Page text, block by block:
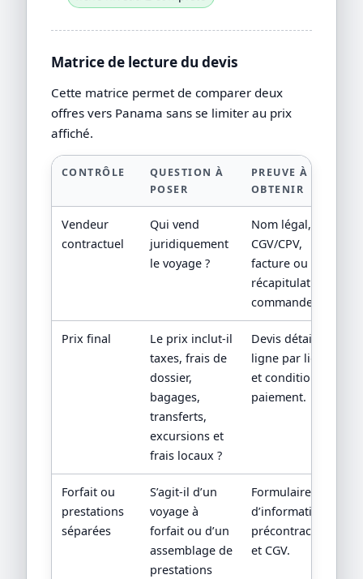
Matrice de lecture du devis
Cette matrice permet de comparer deux
offres vers Panama sans se limiter au prix
affiché.
CONTRÔLE
QUESTION À
POSER
PREUVE À
OBTENIR
Vendeur
contractuel
Qui vend
juridiquement
le voyage ?
Nom légal,
CGV/CPV,
facture ou
récapitulatif de
commande.
Prix final
Le prix inclut-il
taxes, frais de
dossier,
bagages,
transferts,
excursions et
frais locaux ?
Devis détaillé
ligne par ligne
et conditions de
paiement.
Forfait ou
prestations
séparées
S’agit-il d’un
voyage à
forfait ou d’un
assemblage de
prestations
Formulaire
d’information
précontractuelle
et CGV.